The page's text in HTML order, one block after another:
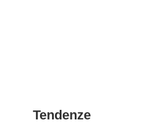
Tendenze